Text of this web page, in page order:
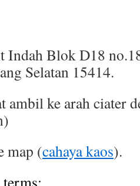
Indah Blok D18
Selatan 15414.
ambil ke arah ciater
map (cahaya kaos).